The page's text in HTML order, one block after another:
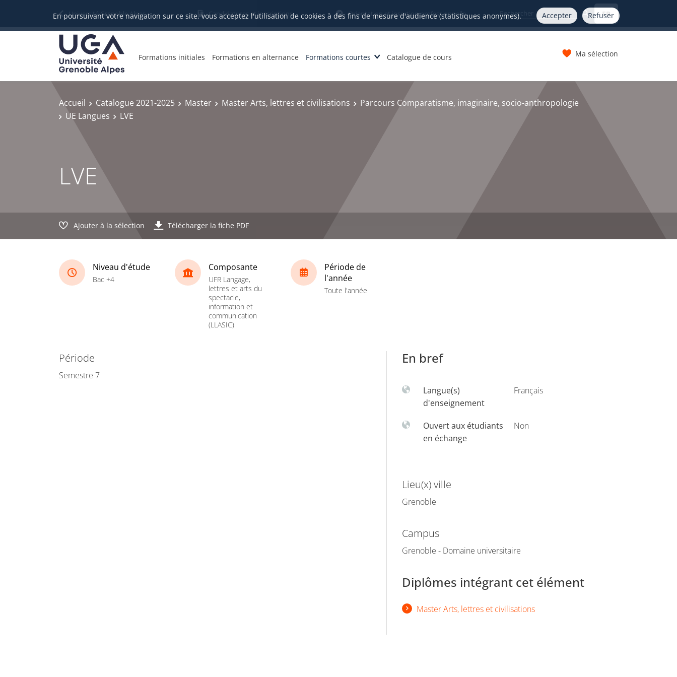
En poursuivant votre navigation sur ce site, vous acceptez l'utilisation de cookies à des fins de mesure d'audience (statistiques anonymes). Accepter Refuser
Université Grenoble Alpes Candidatures et inscriptions Orientation et insertion professionnelle FR
Formations initiales Formations en alternance Formations courtes Catalogue de cours Ma sélection
Accueil Catalogue 2021-2025 Master Master Arts, lettres et civilisations
Parcours Comparatisme, imaginaire, socio-anthropologie
UE Langues
LVE
LVE
Ajouter à la sélection Télécharger la fiche PDF
Niveau d'étude
Bac +4
Composante
UFR Langage,
lettres et arts du
spectacle,
information et
communication
(LLASIC)
Période de
l'année
Toute l'année
Période
Semestre 7
En bref
Langue(s)
d'enseignement
Français
Ouvert aux étudiants
en échange
Non
Lieu(x) ville
Grenoble
Campus
Grenoble - Domaine universitaire
Diplômes intégrant cet élément
Master Arts, lettres et civilisations